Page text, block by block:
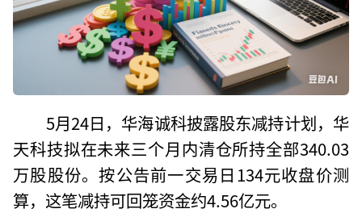
5月24日，华海诚科披露股东减持计划，华
天科技拟在未来三个月内清仓所持全部340.03
万股股份。按公告前一交易日134元收盘价测
算，这笔减持可回笼资金约4.56亿元。